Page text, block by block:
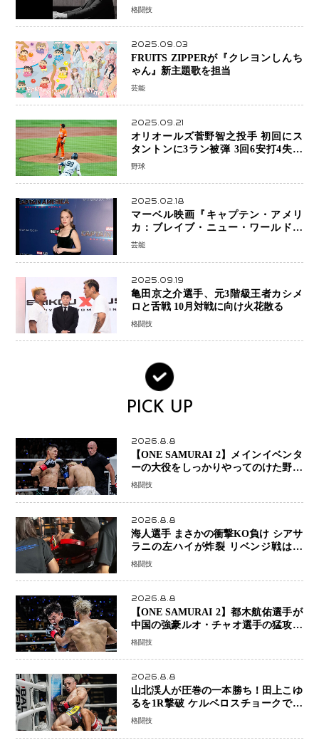
「すでに終えています」と明言
格闘技
2025.09.03
FRUITS ZIPPERが『クレヨンしんち
ゃん』新主題歌を担当
芸能
2025.09.21
オリオールズ菅野智之投手 初回にス
タントンに3ラン被弾 3回6安打4失点
で降板
野球
2025.02.18
マーベル映画『キャプテン・アメリ
カ：ブレイブ・ニュー・ワールド』
新ブラック・ウィドウ役のシラ・ハー
芸能
2025.09.19
亀田京之介選手、元3階級王者カシメ
格闘技
PICK UP
2026.8.8
【ONE SAMURAI 2】メインイベンタ
ーの大役をしっかりやってのけた野杁
正明が衝撃のリベンジ！ リウ・メン
ーで完全決着
格闘技
2026.8.8
海人選手 まさかの衝撃KO負け シアサ
ラニの左ハイが炸裂 リベンジ戦は一
瞬で決着
格闘技
2026.8.8
【ONE SAMURAI 2】都木航佑選手が
中国の強豪ルオ・チャオ選手の猛攻を
受けながらも的確な攻撃で応戦 最後
格闘技
2026.8.8
山北渓人が圧巻の一本勝ち！田上こゆ
るを1R撃破 ケルベロスチョークで存
在感を示す
格闘技